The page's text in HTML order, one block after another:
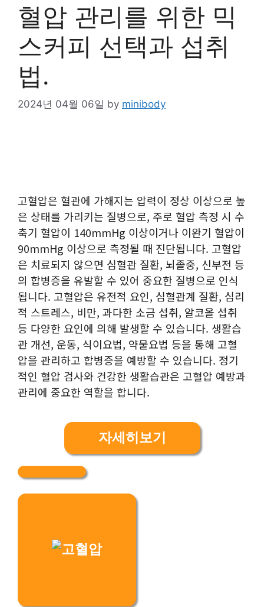
혈압 관리를 위한 믹
스커피 선택과 섭취
법.
2024년 04월 06일 by minibody
고혈압은 혈관에 가해지는 압력이 정상 이상으로 높
은 상태를 가리키는 질병으로, 주로 혈압 측정 시 수
축기 혈압이 140mmHg 이상이거나 이완기 혈압이
90mmHg 이상으로 측정될 때 진단됩니다. 고혈압
은 치료되지 않으면 심혈관 질환, 뇌졸중, 신부전 등
의 합병증을 유발할 수 있어 중요한 질병으로 인식
됩니다. 고혈압은 유전적 요인, 심혈관계 질환, 심리
적 스트레스, 비만, 과다한 소금 섭취, 알코올 섭취
등 다양한 요인에 의해 발생할 수 있습니다. 생활습
관 개선, 운동, 식이요법, 약물요법 등을 통해 고혈
압을 관리하고 합병증을 예방할 수 있습니다. 정기
적인 혈압 검사와 건강한 생활습관은 고혈압 예방과
관리에 중요한 역할을 합니다.
자세히보기